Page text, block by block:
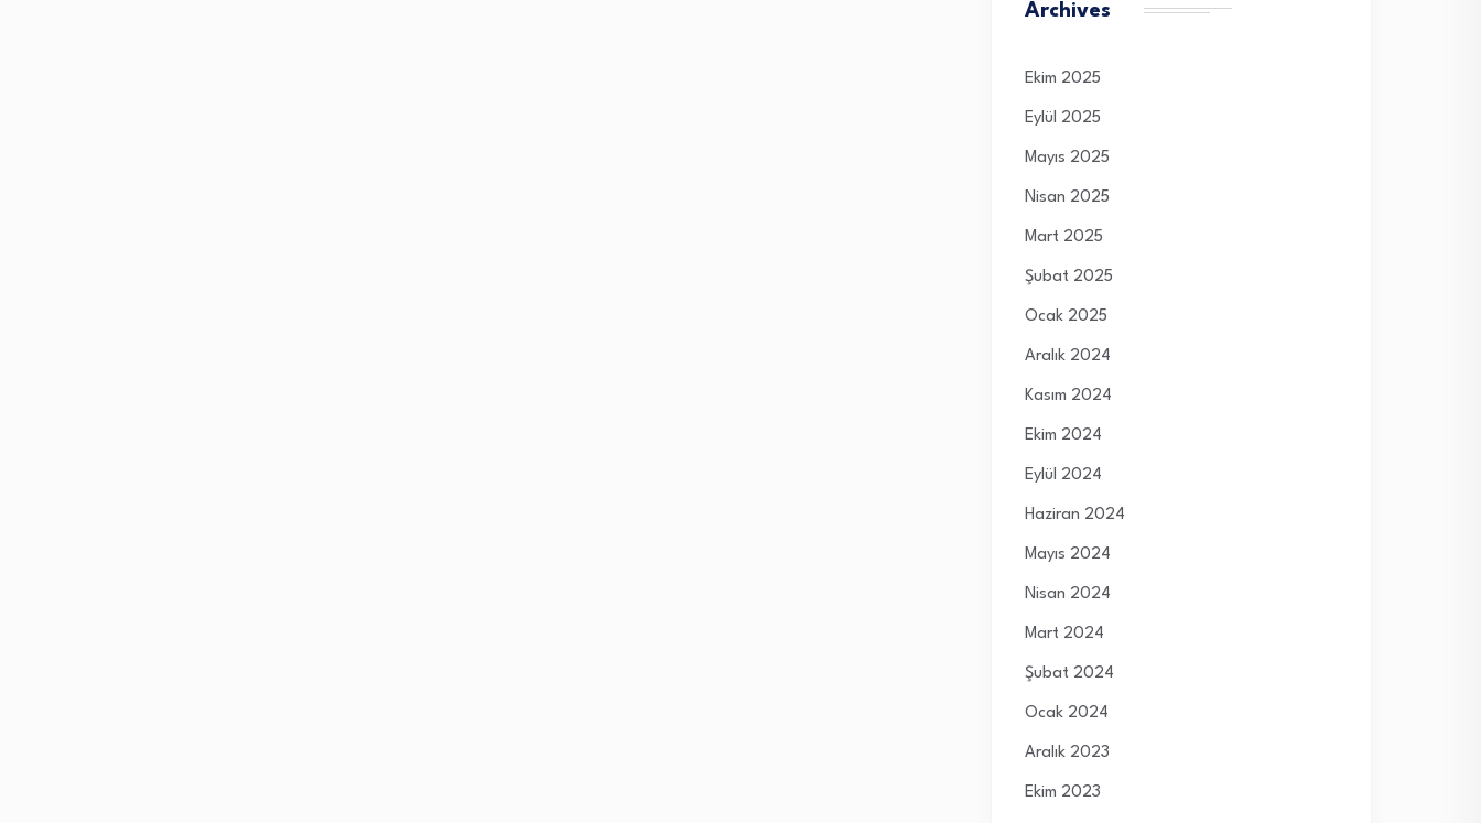
Archives
Ekim 2025
Eylül 2025
Mayıs 2025
Nisan 2025
Mart 2025
Şubat 2025
Ocak 2025
Aralık 2024
Kasım 2024
Ekim 2024
Eylül 2024
Haziran 2024
Mayıs 2024
Nisan 2024
Mart 2024
Şubat 2024
Ocak 2024
Aralık 2023
Ekim 2023